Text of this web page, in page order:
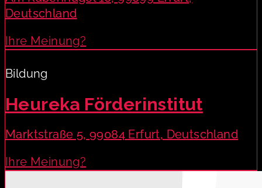
Deutschland
Ihre Meinung?
Bildung
Heureka Förderinstitut
Marktstraße 5, 99084 Erfurt, Deutschland
Ihre Meinung?